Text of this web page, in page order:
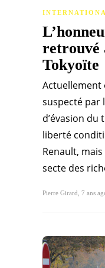
retrouvé
Tokyoïte
Actuellement
suspecté par
d’évasion du
liberté
Renault,
secte des
Pierre Girard 7 ans